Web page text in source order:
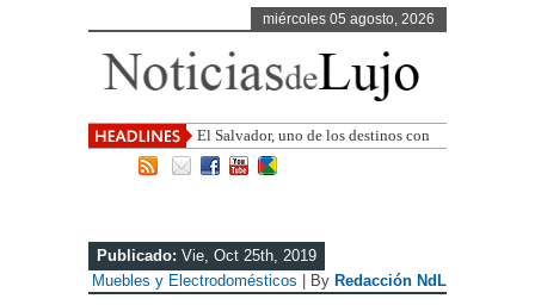
miércoles 05 agosto, 2026
El Salvador, uno de los destinos con
mayor proyección de Centroamérica
Publicado: Vie, Oct 25th, 2019
Muebles y Electrodomésticos | By Redacción NdL